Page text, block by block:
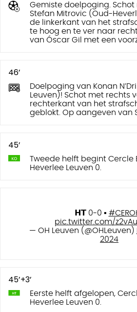
Gemiste doelpoging.
Stefan Mitrovic (Oud-
de linkerkant van het
te hoog en te ver naar
van Óscar Gil met een
46’
Doelpoging van Konan
Leuven)! Schot met rechts
rechterkant van het
geblokt. Op aangeven van
45’
Tweede helft begint Cercle
Heverlee Leuven 0.
𝗛𝗧 0-0 ▪️
pic.twitter.com/
— OH Leuven (@OHLeuven)
2024
45’+3’
Eerste helft afgelopen,
Heverlee Leuven 0.